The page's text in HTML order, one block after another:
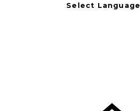
Select Language